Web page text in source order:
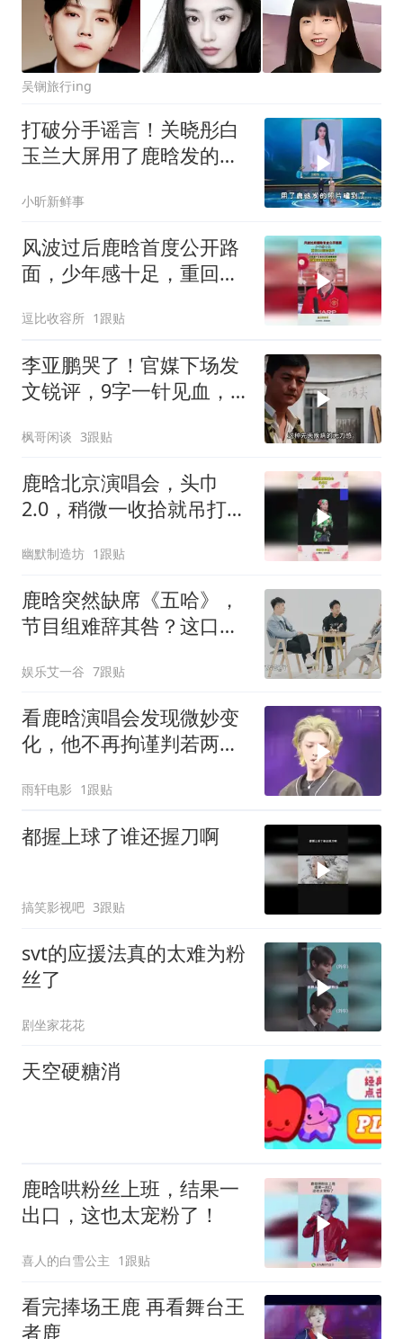
吴锎旅行ing
打破分手谣言！关晓彤白
玉兰大屏用了鹿晗发的照
小昕新鲜事
风波过后鹿晗首度公开路
面，少年感十足，重回
逗比收容所 1跟贴
李亚鹏哭了！官媒下场发
文锐评，9字一针见血，
枫哥闲谈 3跟贴
鹿晗北京演唱会，头巾
2.0，稍微一收拾就吊打内
幽默制造坊 1跟贴
鹿晗突然缺席《五哈》，
节目组难辞其咎？这口
娱乐艾一谷 7跟贴
看鹿晗演唱会发现微妙变
化，他不再拘谨判若两
雨轩电影 1跟贴
都握上球了谁还握刀啊
搞笑影视吧 3跟贴
svt的应援法真的太难为粉
丝了
剧坐家花花
天空硬糖消
鹿晗哄粉丝上班，结果一
出口，这也太宠粉了！
喜人的白雪公主 1跟贴
看完捧场王鹿 再看舞台王
者鹿